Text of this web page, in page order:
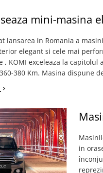
mini-masina
lansarea in Romania a
elegant si cele mai
, KOMI exceleaza la capitolul
380 Km. Masina dispune
in